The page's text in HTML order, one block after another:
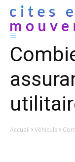
Accueil Véhicule